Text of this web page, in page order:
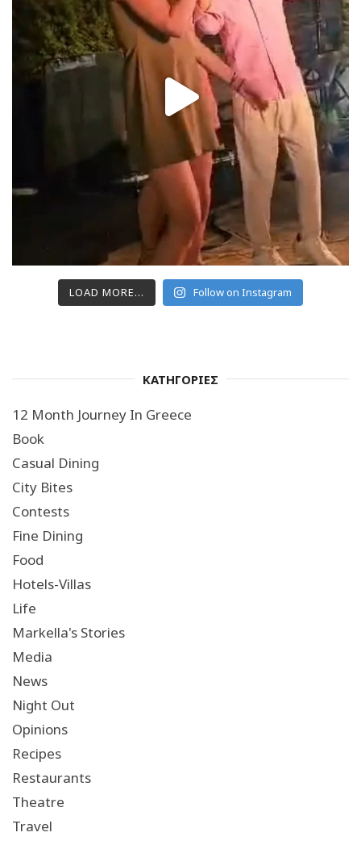
LOAD MORE... Follow on Instagram
ΚΑΤΗΓΟΡΙΕΣ
12 Month Journey In Greece
Book
Casual Dining
City Bites
Contests
Fine Dining
Food
Hotels-Villas
Life
Markella's Stories
Media
News
Night Out
Opinions
Recipes
Restaurants
Theatre
Travel